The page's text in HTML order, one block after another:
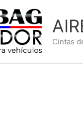
Cintas